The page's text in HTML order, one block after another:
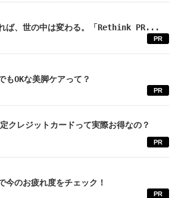
ば、世の中は変わる。「Rethink PR...
PR
もOKな美脚ケアって？
PR
クレジットカードって実際お得なの？
PR
今のお疲れ度をチェック！
PR